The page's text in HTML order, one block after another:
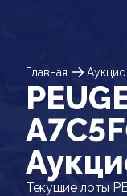
Главная
Текущие лоты